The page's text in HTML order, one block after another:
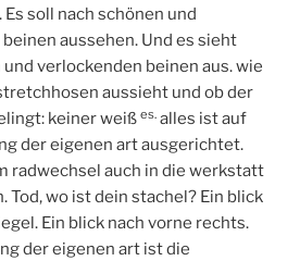
soll nach schönen und
aussehen. Und es sieht
und verlockenden beinen aus. wie
aussieht und ob der
keiner weiß es. alles ist auf
der eigenen art ausgerichtet.
radwechsel auch in die werkstatt
Tod, wo ist dein stachel? Ein blick
Ein blick nach vorne rechts.
der eigenen art ist die